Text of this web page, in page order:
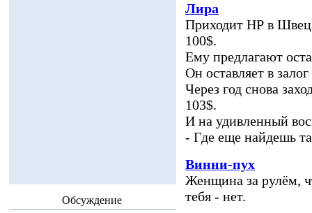
Обсуждение
Лира
Приходит НР в
100$.
Ему предлагают
Он оставляет в
Через год снова
103$.
И на удивленный
- Где еще найдешь
Винни-пух
Женщина за рулём,
тебя - нет.